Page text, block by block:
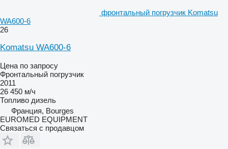
фронтальный погрузчик Komatsu
WA600-6
26
Komatsu WA600-6
Цена по запросу
Фронтальный погрузчик
2011
26 450 м/ч
Топливо дизель
Франция, Bourges
EUROMED EQUIPMENT
Связаться с продавцом